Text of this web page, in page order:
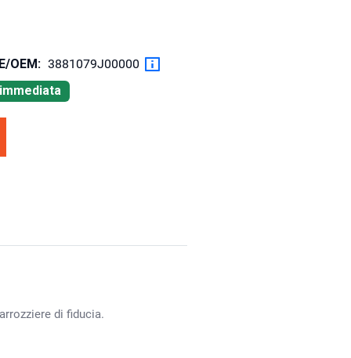
OEM: 3881079J00000
di fiducia.